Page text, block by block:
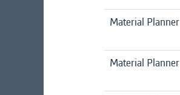
Material Planner
Material Planner